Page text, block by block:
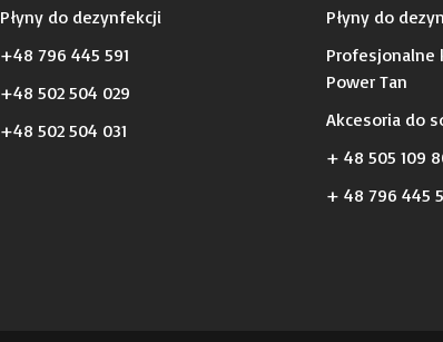
Płyny do dezynfekcji
+48 796 445 591
+48 502 504 029
+48 502 504 031
Płyny do
Profesjonalne
Power Tan
Akcesoria do
+ 48 505 109
+ 48 796 445